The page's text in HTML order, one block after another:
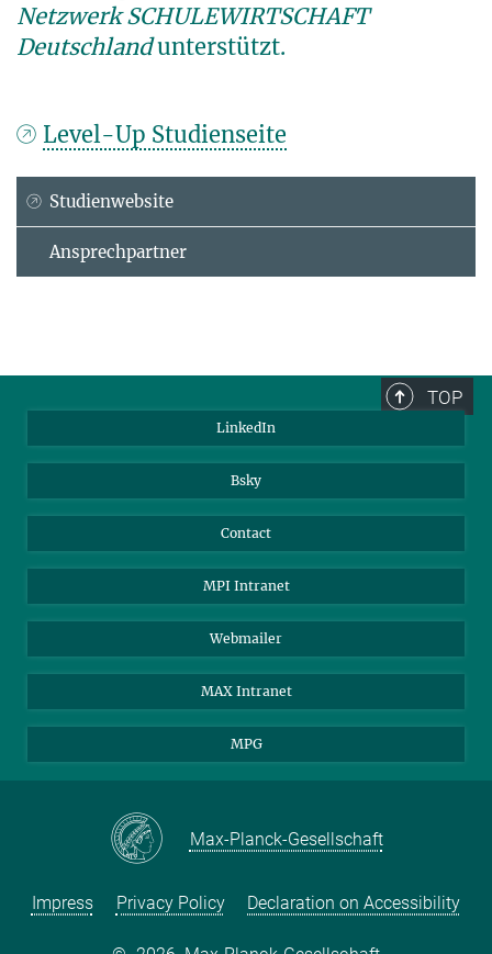
Netzwerk SCHULEWIRTSCHAFT
Deutschlandunterstützt.
Level-Up Studienseite
Studienwebsite
Ansprechpartner
TOP
LinkedIn
Bsky
Contact
MPI Intranet
Webmailer
MAX Intranet
MPG
Max-Planck-Gesellschaft
Impress Privacy Policy Declaration on Accessibility